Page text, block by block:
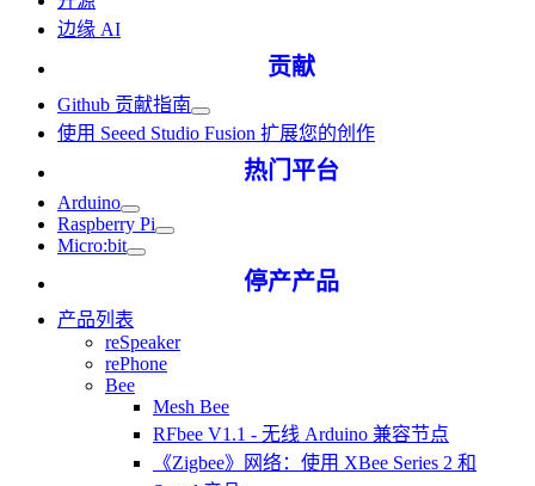
边缘 AI
贡献
Github 贡献指南
使用 Seeed Studio Fusion 扩展您的创作
热门平台
Arduino
Raspberry Pi
Micro:bit
停产产品
产品列表
reSpeaker
rePhone
Bee
Mesh Bee
RFbee V1.1 - 无线 Arduino 兼容节点
《Zigbee》网络：使用 XBee Series 2 和